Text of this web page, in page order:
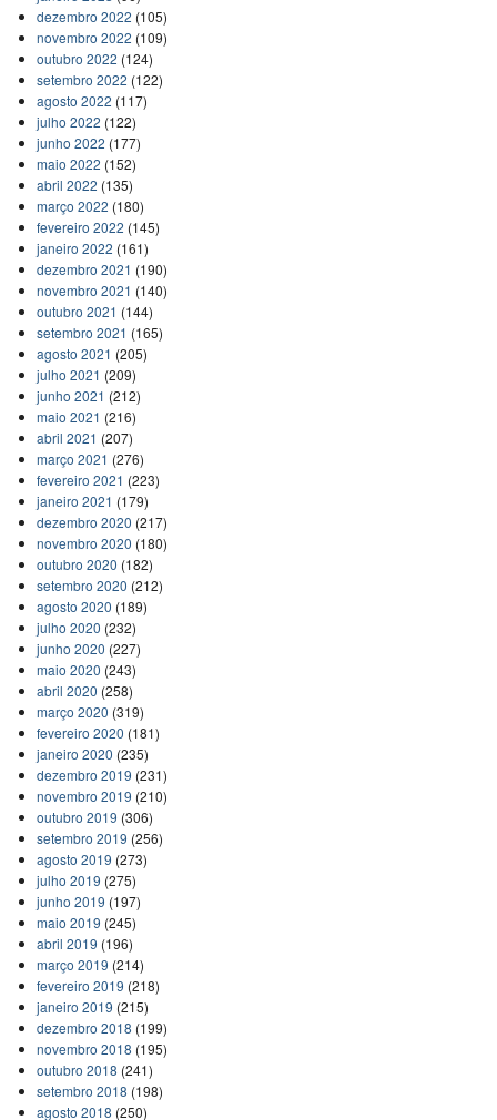
dezembro 2022 (105)
novembro 2022 (109)
outubro 2022 (124)
setembro 2022 (122)
agosto 2022 (117)
julho 2022 (122)
junho 2022 (177)
maio 2022 (152)
abril 2022 (135)
março 2022 (180)
fevereiro 2022 (145)
janeiro 2022 (161)
dezembro 2021 (190)
novembro 2021 (140)
outubro 2021 (144)
setembro 2021 (165)
agosto 2021 (205)
julho 2021 (209)
junho 2021 (212)
maio 2021 (216)
abril 2021 (207)
março 2021 (276)
fevereiro 2021 (223)
janeiro 2021 (179)
dezembro 2020 (217)
novembro 2020 (180)
outubro 2020 (182)
setembro 2020 (212)
agosto 2020 (189)
julho 2020 (232)
junho 2020 (227)
maio 2020 (243)
abril 2020 (258)
março 2020 (319)
fevereiro 2020 (181)
janeiro 2020 (235)
dezembro 2019 (231)
novembro 2019 (210)
outubro 2019 (306)
setembro 2019 (256)
agosto 2019 (273)
julho 2019 (275)
junho 2019 (197)
maio 2019 (245)
abril 2019 (196)
março 2019 (214)
fevereiro 2019 (218)
janeiro 2019 (215)
dezembro 2018 (199)
novembro 2018 (195)
outubro 2018 (241)
setembro 2018 (198)
agosto 2018 (250)